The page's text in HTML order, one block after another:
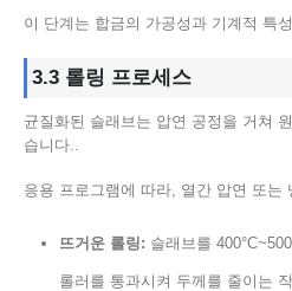
이 단계는 합금의 가공성과 기계적 특
3.3 롤링 프로세스
균질화된 슬래브는 압연 공정을 거쳐
습니다..
응용 프로그램에 따라, 열간 압연 또는
뜨거운 롤링: 슬래브를
롤러를 통과시켜 두께를 줄이는